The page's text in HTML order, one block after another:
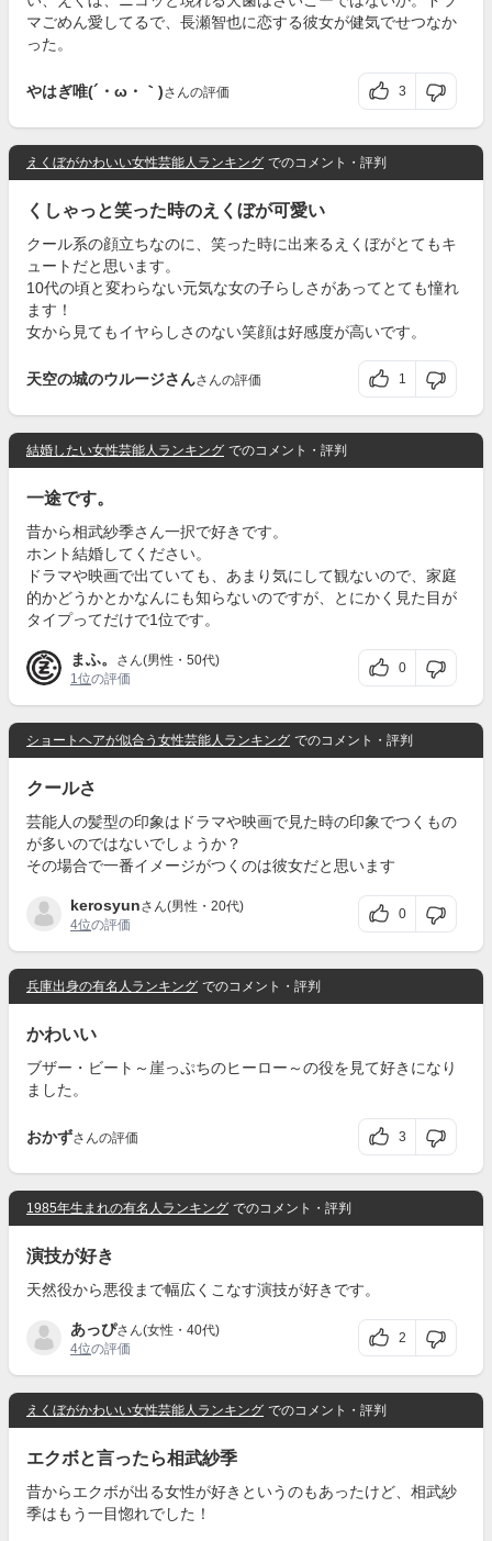
マごめん愛してるで、長瀬智也に恋する彼女が健気でせつなか
った。
やはぎ唯(´・ω・｀)さんの評価 3
えくぼがかわいい女性芸能人ランキング でのコメント・評判
くしゃっと笑った時のえくぼが可愛い
クール系の顔立ちなのに、笑った時に出来るえくぼがとてもキ
ュートだと思います。
10代の頃と変わらない元気な女の子らしさがあってとても憧れ
ます！
女から見てもイヤらしさのない笑顔は好感度が高いです。
天空の城のウルージさんさんの評価 1
結婚したい女性芸能人ランキング でのコメント・評判
一途です。
昔から相武紗季さん一択で好きです。
ホント結婚してください。
ドラマや映画で出ていても、あまり気にして観ないので、家庭
的かどうかとかなんにも知らないのですが、とにかく見た目が
タイプってだけで1位です。
まふ。
さん(男性・50代)
1位の評価
0
ショートヘアが似合う女性芸能人ランキング でのコメント・評判
クールさ
芸能人の髪型の印象はドラマや映画で見た時の印象でつくもの
が多いのではないでしょうか？
その場合で一番イメージがつくのは彼女だと思います
kerosyunさん(男性・20代)
4位の評価
0
兵庫出身の有名人ランキング でのコメント・評判
かわいい
ブザー・ビート～崖っぷちのヒーロー～の役を見て好きになり
ました。
おかずさんの評価 3
1985年生まれの有名人ランキング でのコメント・評判
演技が好き
天然役から悪役まで幅広くこなす演技が好きです。
あっぴさん(女性・40代)
4位の評価
2
えくぼがかわいい女性芸能人ランキング でのコメント・評判
エクボと言ったら相武紗季
昔からエクボが出る女性が好きというのもあったけど、相武紗
季はもう一目惚れでした！